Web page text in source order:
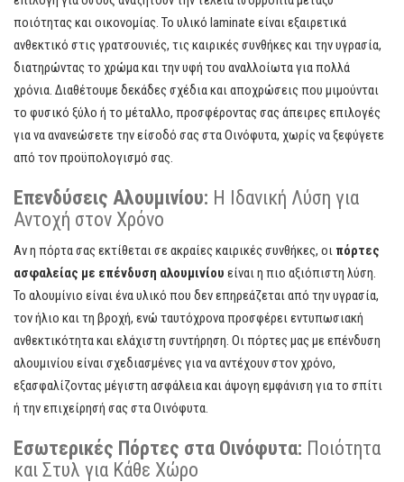
ποιότητας και οικονομίας. Το υλικό laminate είναι εξαιρετικά
ανθεκτικό στις γρατσουνιές, τις καιρικές συνθήκες και την υγρασία,
διατηρώντας το χρώμα και την υφή του αναλλοίωτα για πολλά
χρόνια. Διαθέτουμε δεκάδες σχέδια και αποχρώσεις που μιμούνται
το φυσικό ξύλο ή το μέταλλο, προσφέροντας σας άπειρες επιλογές
για να ανανεώσετε την είσοδό σας στα Οινόφυτα, χωρίς να ξεφύγετε
από τον προϋπολογισμό σας.
Επενδύσεις Αλουμινίου: Η Ιδανική Λύση για
Αντοχή στον Χρόνο
Αν η πόρτα σας εκτίθεται σε ακραίες καιρικές συνθήκες, οι πόρτες
ασφαλείας με επένδυση αλουμινίου είναι η πιο αξιόπιστη λύση.
Το αλουμίνιο είναι ένα υλικό που δεν επηρεάζεται από την υγρασία,
τον ήλιο και τη βροχή, ενώ ταυτόχρονα προσφέρει εντυπωσιακή
ανθεκτικότητα και ελάχιστη συντήρηση. Οι πόρτες μας με επένδυση
αλουμινίου είναι σχεδιασμένες για να αντέχουν στον χρόνο,
εξασφαλίζοντας μέγιστη ασφάλεια και άψογη εμφάνιση για το σπίτι
ή την επιχείρησή σας στα Οινόφυτα.
Εσωτερικές Πόρτες στα Οινόφυτα: Ποιότητα
και Στυλ για Κάθε Χώρο